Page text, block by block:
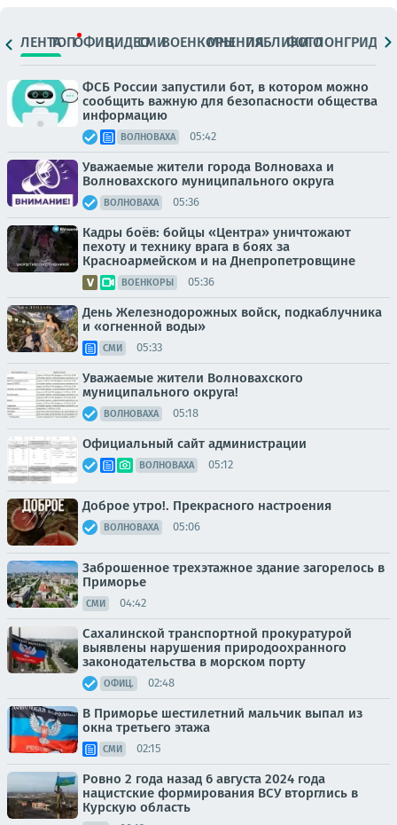
ЛЕНТАТОПОФИЦ.ВИДЕОСМИВОЕНКОРЫМНЕНИЯПАБЛИКИ
ФОТОЛОНГРИДЫ
ФСБ России запустили бот, в котором можно
сообщить важную для безопасности общества
информацию
ВОЛНОВАХА 05:42
Уважаемые жители города Волноваха и
Волновахского муниципального округа
ВОЛНОВАХА 05:36
Кадры боёв: бойцы «Центра» уничтожают
пехоту и технику врага в боях за
Красноармейском и на Днепропетровщине
ВОЕНКОРЫ 05:36
День Железнодорожных войск, подкаблучника
и «огненной воды»
СМИ 05:33
Уважаемые жители Волновахского
муниципального округа!
ВОЛНОВАХА 05:18
Официальный сайт администрации
ВОЛНОВАХА 05:12
Доброе утро!. Прекрасного настроения
ВОЛНОВАХА 05:06
Заброшенное трехэтажное здание загорелось в
Приморье
СМИ 04:42
Сахалинской транспортной прокуратурой
выявлены нарушения природоохранного
законодательства в морском порту
ОФИЦ. 02:48
В Приморье шестилетний мальчик выпал из
окна третьего этажа
СМИ 02:15
Ровно 2 года назад 6 августа 2024 года
нацистские формирования ВСУ вторглись в
Курскую область